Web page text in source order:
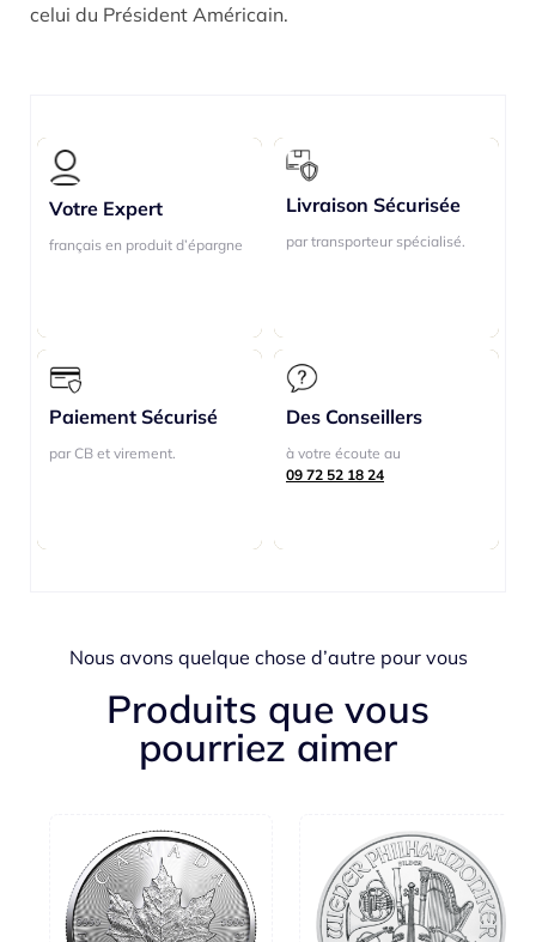
celui du Président Américain.
Votre Expert
français en produit d’épargne
Votre Expert
français en produit d’épargne
Livraison Sécurisée
par transporteur spécialisé.
Livraison Sécurisée
par transporteur spécialisé.
Paiement Sécurisé
par CB et virement.
Paiement Sécurisé
par CB et virement.
Des Conseillers
à votre écoute au
09 72 52 18 24
Des Conseillers
à votre écoute au
09 72 52 18 24
Nous avons quelque chose d’autre pour vous
Produits que vous
pourriez aimer